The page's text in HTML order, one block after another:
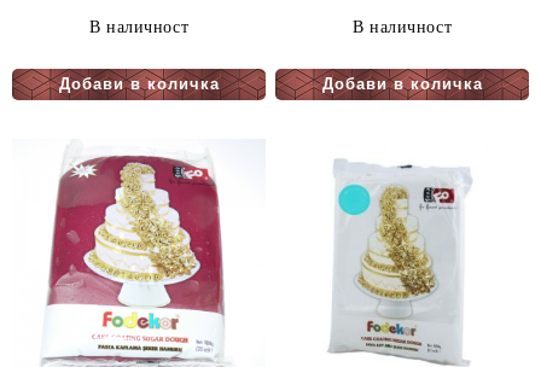
В наличност В наличност